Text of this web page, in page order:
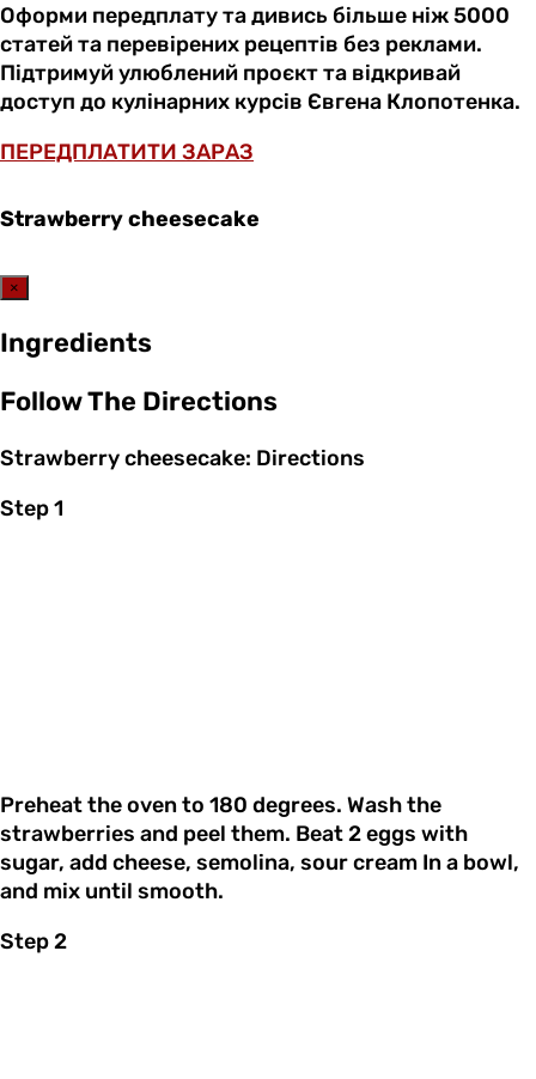
Оформи передплату та дивись більше ніж 5000
статей та перевірених рецептів без реклами.
Підтримуй улюблений проєкт та відкривай
доступ до кулінарних курсів Євгена Клопотенка.
ПЕРЕДПЛАТИТИ ЗАРАЗ
Strawberry cheesecake
×
Ingredients
Follow The Directions
Strawberry cheesecake: Directions
Step 1
Preheat the oven to 180 degrees. Wash the
strawberries and peel them. Beat 2 eggs with
sugar, add cheese, semolina, sour cream In a bowl,
and mix until smooth.
Step 2